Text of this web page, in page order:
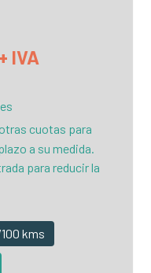
IVA
cuotas para
a su medida.
para reducir la
kms